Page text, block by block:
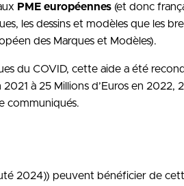
PME européennes (et donc
les dessins et modèles que les
des Marques et Modèles).
du COVID, cette aide a été
à 25 Millions d’Euros en 2022,
communiqués.
2024)) peuvent bénéficier de